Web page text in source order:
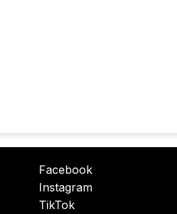
Facebook
Instagram
TikTok